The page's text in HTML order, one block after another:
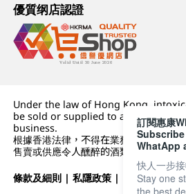
優質纲店認證
Under the law of Hong Kong,
be sold or supplied to a minor
business.
根據香港法律，不得在業務過程中，向
售賣或供應令人醺醉的酒類。
條款及細則 |私隱政策 | DFI零售集團
訂閱惠康
WhatApp
快人一步
Stay one
the best